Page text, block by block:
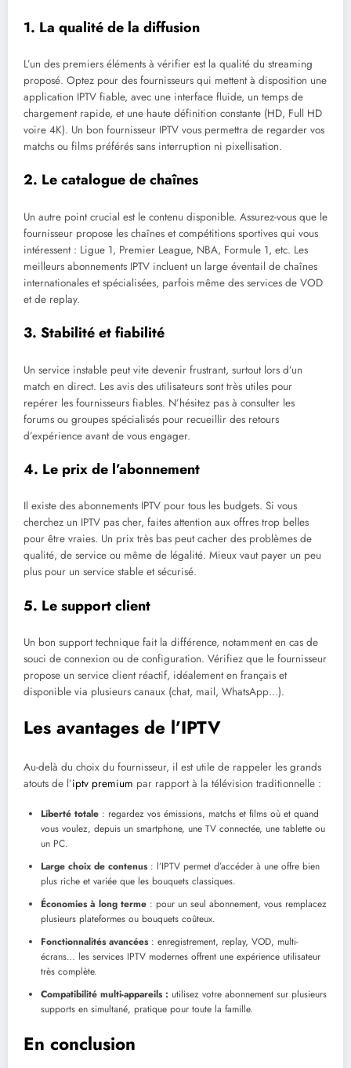
1. La qualité de la diffusion
L’un des premiers éléments à vérifier est la qualité du streaming
proposé. Optez pour des fournisseurs qui mettent à disposition une
application IPTV fiable, avec une interface fluide, un temps de
chargement rapide, et une haute définition constante (HD, Full HD
voire 4K). Un bon fournisseur IPTV vous permettra de regarder vos
matchs ou films préférés sans interruption ni pixellisation.
2. Le catalogue de chaînes
Un autre point crucial est le contenu disponible. Assurez-vous que le
fournisseur propose les chaînes et compétitions sportives qui vous
intéressent : Ligue 1, Premier League, NBA, Formule 1, etc. Les
meilleurs abonnements IPTV incluent un large éventail de chaînes
internationales et spécialisées, parfois même des services de VOD
et de replay.
3. Stabilité et fiabilité
Un service instable peut vite devenir frustrant, surtout lors d’un
match en direct. Les avis des utilisateurs sont très utiles pour
repérer les fournisseurs fiables. N’hésitez pas à consulter les
forums ou groupes spécialisés pour recueillir des retours
d’expérience avant de vous engager.
4. Le prix de l’abonnement
Il existe des abonnements IPTV pour tous les budgets. Si vous
cherchez un IPTV pas cher, faites attention aux offres trop belles
pour être vraies. Un prix très bas peut cacher des problèmes de
qualité, de service ou même de légalité. Mieux vaut payer un peu
plus pour un service stable et sécurisé.
5. Le support client
Un bon support technique fait la différence, notamment en cas de
souci de connexion ou de configuration. Vérifiez que le fournisseur
propose un service client réactif, idéalement en français et
disponible via plusieurs canaux (chat, mail, WhatsApp…).
Les avantages de l’IPTV
Au-delà du choix du fournisseur, il est utile de rappeler les grands
atouts de l’iptv premium par rapport à la télévision traditionnelle :
Liberté totale : regardez vos émissions, matchs et films où et quand
vous voulez, depuis un smartphone, une TV connectée, une tablette ou
un PC.
Large choix de contenus: l’IPTV permet d’accéder à une offre bien
plus riche et variée que les bouquets classiques.
Économies à long terme : pour un seul abonnement, vous remplacez
plusieurs plateformes ou bouquets coûteux.
Fonctionnalités avancées: enregistrement, replay, VOD, multi-
écrans… les services IPTV modernes offrent une expérience utilisateur
très complète.
Compatibilité multi-appareils : utilisez votre abonnement sur plusieurs
supports en simultané, pratique pour toute la famille.
En conclusion